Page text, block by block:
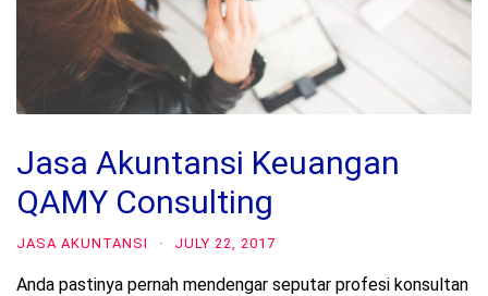
Jasa Akuntansi Keuangan
QAMY Consulting
JASA AKUNTANSI · JULY 22, 2017
Anda pastinya pernah mendengar seputar profesi konsultan